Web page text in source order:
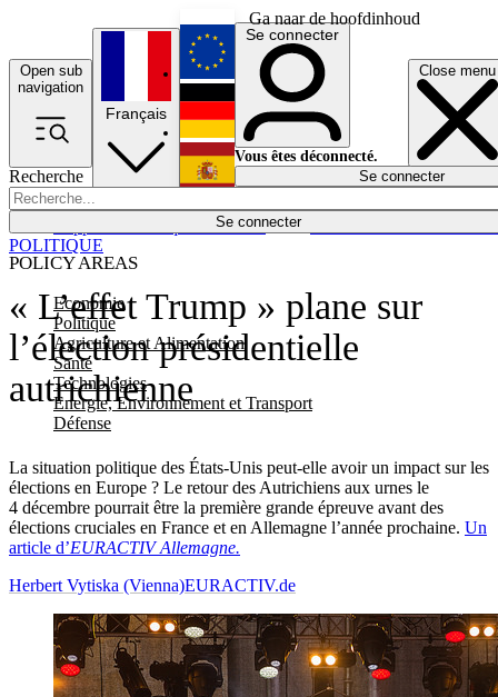
Ga naar de hoofdinhoud
Open sub
navigation
Close menu
Recherche
Se connecter
POLICY AREAS
Economie
Politique
Agriculture et Alimentation
Santé
Technologies
Energie, Environnement et Transport
Défense
Économie
Français
English
Deutsch
Español
Se connecter
Vous êtes déconnecté.
Se connecter
« L’effet Trump » plane sur
l’élection présidentielle
autrichienne
La situation politique des États-Unis peut-elle avoir un impact sur les
élections en Europe ? Le retour des Autrichiens aux urnes le
4 décembre pourrait être la première grande épreuve avant des
élections cruciales en France et en Allemagne l’année prochaine. Un
article d’EURACTIV Allemagne.
POLITIQUE
Herbert Vytiska (Vienna)EURACTIV.de